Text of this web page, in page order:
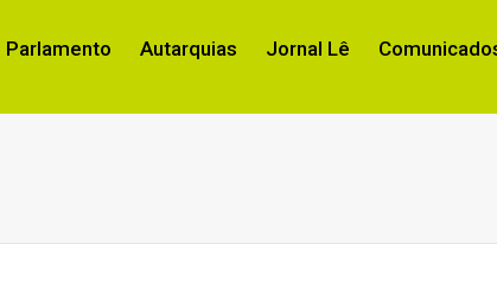
Parlamento Autarquias Jornal Lê